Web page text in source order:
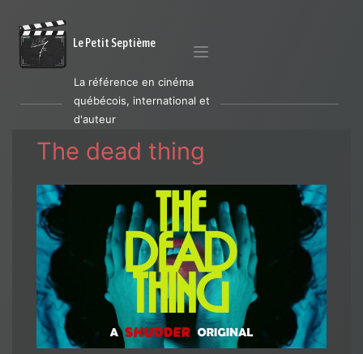
Le Petit Septième
La référence en cinéma
québécois, international et
d'auteur
The dead thing